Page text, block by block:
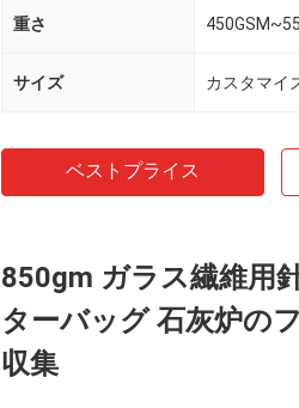
重さ
サイズ カスタマイ
ベストプライス
850gm ガラス繊維用
ターバッグ 石灰炉の
収集